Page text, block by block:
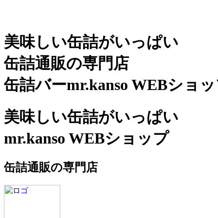
美味しい缶詰がいっぱい
缶詰通販の専門店
缶詰バーmr.kanso WEBショ
美味しい缶詰がいっぱい
mr.kanso WEBショップ
缶詰通販の専門店